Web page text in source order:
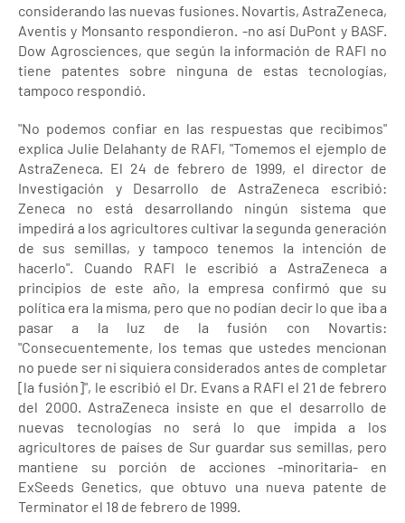
considerando las nuevas fusiones. Novartis, AstraZeneca,
Aventis y Monsanto respondieron. -no así DuPont y BASF.
Dow Agrosciences, que según la información de RAFI no
tiene patentes sobre ninguna de estas tecnologías,
tampoco respondió.
"No podemos confiar en las respuestas que recibimos"
explica Julie Delahanty de RAFI, "Tomemos el ejemplo de
AstraZeneca. El 24 de febrero de 1999, el director de
Investigación y Desarrollo de AstraZeneca escribió:
Zeneca no está desarrollando ningún sistema que
impedirá a los agricultores cultivar la segunda generación
de sus semillas, y tampoco tenemos la intención de
hacerlo". Cuando RAFI le escribió a AstraZeneca a
principios de este año, la empresa confirmó que su
política era la misma, pero que no podían decir lo que iba a
pasar a la luz de la fusión con Novartis:
"Consecuentemente, los temas que ustedes mencionan
no puede ser ni siquiera considerados antes de completar
[la fusión]", le escribió el Dr. Evans a RAFI el 21 de febrero
del 2000. AstraZeneca insiste en que el desarrollo de
nuevas tecnologías no será lo que impida a los
agricultores de países de Sur guardar sus semillas, pero
mantiene su porción de acciones -minoritaria- en
ExSeeds Genetics, que obtuvo una nueva patente de
Terminator el 18 de febrero de 1999.